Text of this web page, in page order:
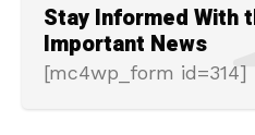
Stay Informed With
Important News
[mc4wp_form id=314]